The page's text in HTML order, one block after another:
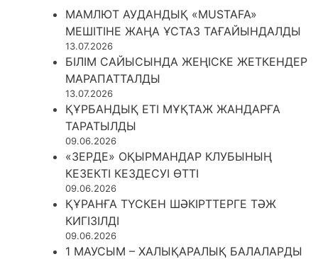
МАМЛЮТ АУДАНДЫҚ «MUSTAFA»
МЕШІТІНЕ ЖАҢА ҰСТАЗ ТАҒАЙЫНДАЛДЫ
13.07.2026
БІЛІМ САЙЫСЫНДА ЖЕҢІСКЕ ЖЕТКЕНДЕР
МАРАПАТТАЛДЫ
13.07.2026
ҚҰРБАНДЫҚ ЕТІ МҰҚТАЖ ЖАНДАРҒА
ТАРАТЫЛДЫ
09.06.2026
«ЗЕРДЕ» ОҚЫРМАНДАР КЛУБЫНЫҢ
КЕЗЕКТІ КЕЗДЕСУІ ӨТТІ
09.06.2026
ҚҰРАНҒА ТҮСКЕН ШӘКІРТТЕРГЕ ТӘЖ
КИГІЗІЛДІ
09.06.2026
1 МАУСЫМ – ХАЛЫҚАРАЛЫҚ БАЛАЛАРДЫ